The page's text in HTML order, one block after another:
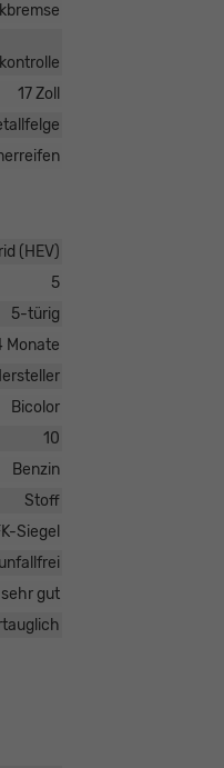
17 Zoll
(HEV)
5
5-türig
Monate
Bicolor
10
Benzin
Stoff
Siegel
unfallfrei
sehr gut